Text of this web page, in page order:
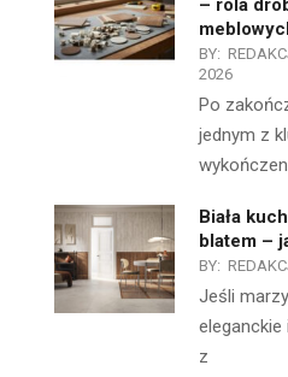
BY:
2026
Po
jednym z
Biała
blatem –
BY:
Jeśli
eleganckie
z